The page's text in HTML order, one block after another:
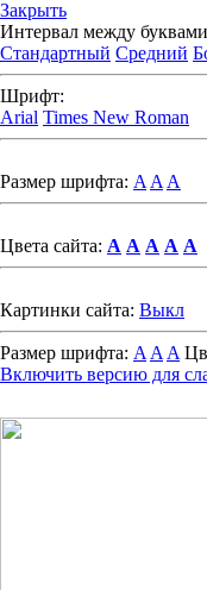
Закрыть
Интервал между
Стандартный Средний
Шрифт:
Arial Times New Roman
Размер шрифта: A A A
Цвета сайта: A A A A A
Картинки сайта: Выкл
Размер шрифта: A A A
Включить версию для